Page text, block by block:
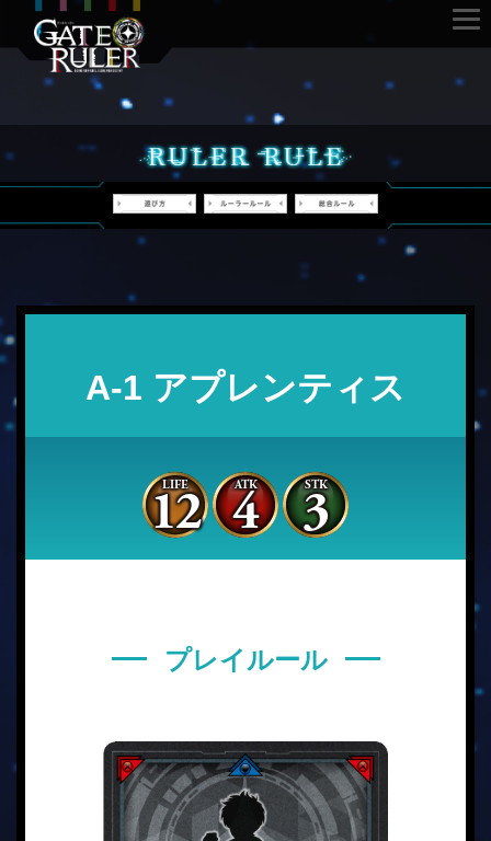
A-1 アプレンティス
LIFE
12 ATK
4 STK
3
プレイルール